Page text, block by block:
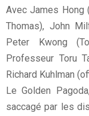
Avec James Hong
Thomas), John
Peter Kwong
Professeur Toru
Richard Kuhlman
Le Golden
saccagé par les